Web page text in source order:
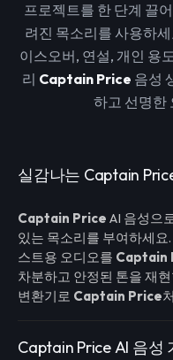
프로젝트를 한 단계 끌
려진 목소리를 사용하
이스오버, 연설, 개인 용
리 Captain Price 음성
하고 선명한
실감나는 Captain
Captain Price AI 음성으
있는 목소리를 부여하세
스트용 오디오를 Captain
차분하고 안정된 톤을 재
변환기로 Captain Price
Captain Price AI 음성